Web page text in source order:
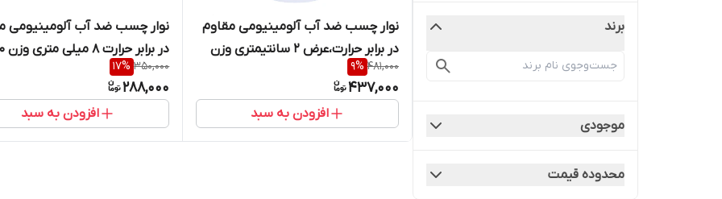
برند
موجودی
محدوده قیمت
نوار چسب ضد آب آلومینیومی مقاوم
در برابر حرارت،عرض 2 سانتیمتری وزن
۱۰۰ گرم
481,000
9%
437,000
افزودن به سبد
نوار چسب ضد آب آلومینیومی
در برابر حرارت 8 میلی متری وزن ۱۰۰ گرم
350,000
17%
288,000
افزودن به سبد